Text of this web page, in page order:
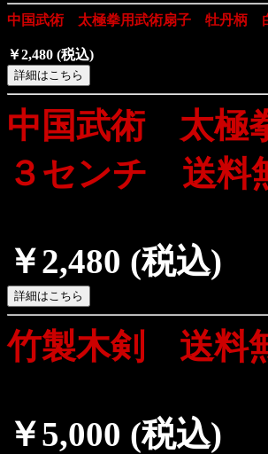
中国武術 太極拳用武術扇子 牡丹柄
￥2,480 (税込)
中国武術 太極
３センチ 送料
￥2,480 (税込)
竹製木剣 送料
￥5,000 (税込)